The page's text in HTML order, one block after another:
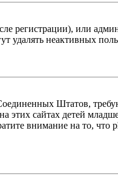
регистрации), или
неактивных
Штатов,
этих сайтах детей
внимание на то, что